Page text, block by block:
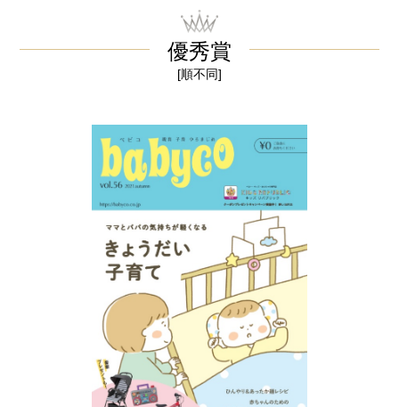
優秀賞
[順不同]